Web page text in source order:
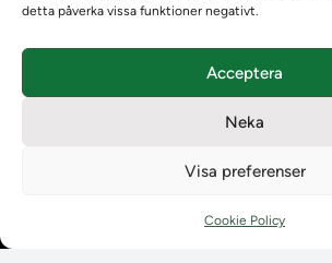
detta påverka vissa funktioner negativt.
Acceptera
Neka
Visa preferenser
Cookie Policy
Vision, strategi och produktplan
Kontaktuppgifter för studenters Ladoksupport